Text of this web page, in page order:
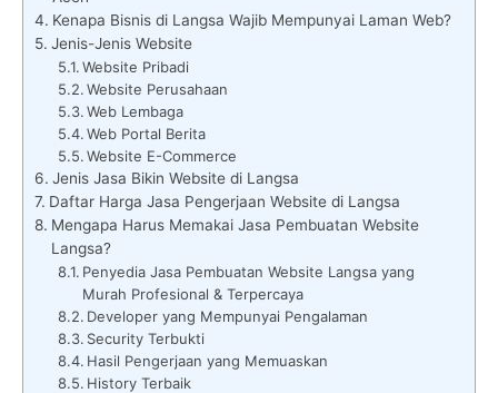
Kenapa Bisnis di Langsa Wajib Mempunyai Laman Web?
Jenis-Jenis Website
Website Pribadi
Website Perusahaan
Web Lembaga
Web Portal Berita
Website E-Commerce
Jenis Jasa Bikin Website di Langsa
Daftar Harga Jasa Pengerjaan Website di Langsa
Mengapa Harus Memakai Jasa Pembuatan Website
Langsa?
Penyedia Jasa Pembuatan Website Langsa yang
Murah Profesional & Terpercaya
Developer yang Mempunyai Pengalaman
Security Terbukti
Hasil Pengerjaan yang Memuaskan
History Terbaik